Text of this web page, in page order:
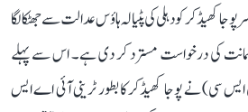
کھیڈکر کو دہلی کی پٹیالہ ہاؤس عدالت سے جھٹکا لگا
کی درخواست مسترد کر دی ہے۔ اس سے پہلے
سی) نے پوجا کھیڈکر کا بطور ٹرینی آئی اے ایس